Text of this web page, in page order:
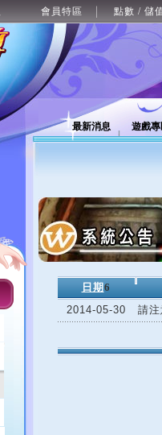
會員特區 點數 / 儲
最新消息 遊戲
日期 6
2014-05-30
請